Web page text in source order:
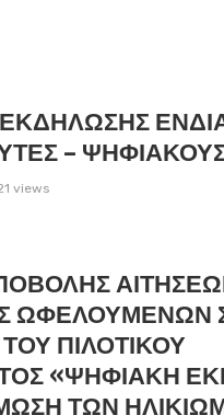
–
views
ΩΦΕΛΟΥΜΕΝΩΝ
ΠΙΛΟΤΙΚΟΥ
«ΨΗΦΙΑΚΗ
ΤΩΝ